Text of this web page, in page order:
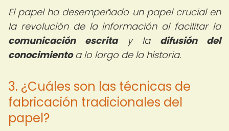
El papel ha desempeñado un papel crucial en
la revolución de la información al facilitar la
comunicación escritay la difusión del
conocimientoa lo largo de la historia.
3. ¿Cuáles son las técnicas de
fabricación tradicionales del
papel?